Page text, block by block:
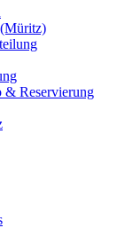
& Reservierung